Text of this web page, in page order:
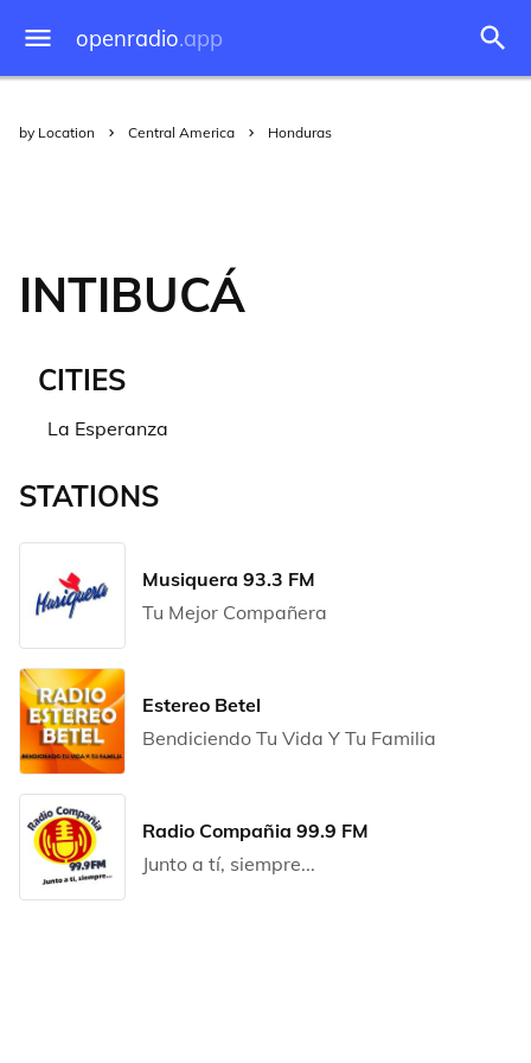
openradio.app
by Location Central America Honduras
INTIBUCÁ
CITIES
La Esperanza
STATIONS
Musiquera 93.3 FM
Tu Mejor Compañera
Estereo Betel
Bendiciendo Tu Vida Y Tu Familia
Radio Compañia 99.9 FM
Junto a tí, siempre...